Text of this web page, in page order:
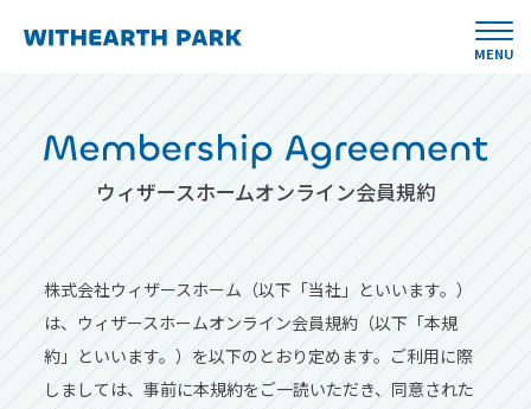
MENU
ウィザースホームオンライン会員規約
株式会社ウィザースホーム（以下「当社」といいます。）
は、ウィザースホームオンライン会員規約（以下「本規
約」といいます。）を以下のとおり定めます。ご利用に際
しましては、事前に本規約をご一読いただき、同意された